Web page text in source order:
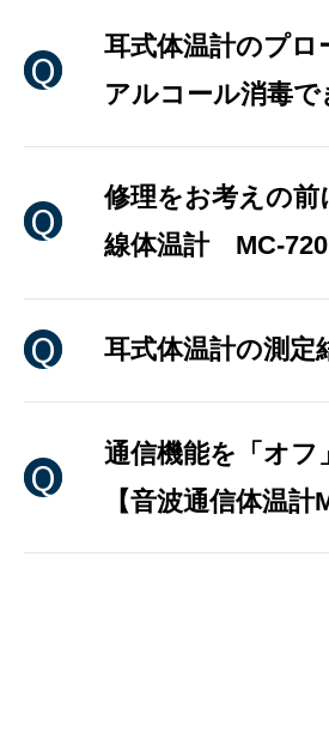
耳式体温計のプロ
アルコール消毒で
修理をお考えの前
線体温計 MC-720
耳式体温計の測定
通信機能を「オフ
【音波通信体温計